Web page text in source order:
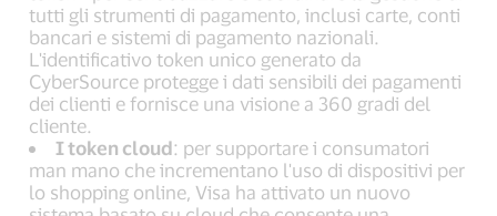
tutti gli strumenti di pagamento, inclusi carte, conti
bancari e sistemi di pagamento nazionali.
L'identificativo token unico generato da
CyberSource protegge i dati sensibili dei pagamenti
dei clienti e fornisce una visione a 360 gradi del
cliente.
I token cloud: per supportare i consumatori
man mano che incrementano l'uso di dispositivi per
lo shopping online, Visa ha attivato un nuovo